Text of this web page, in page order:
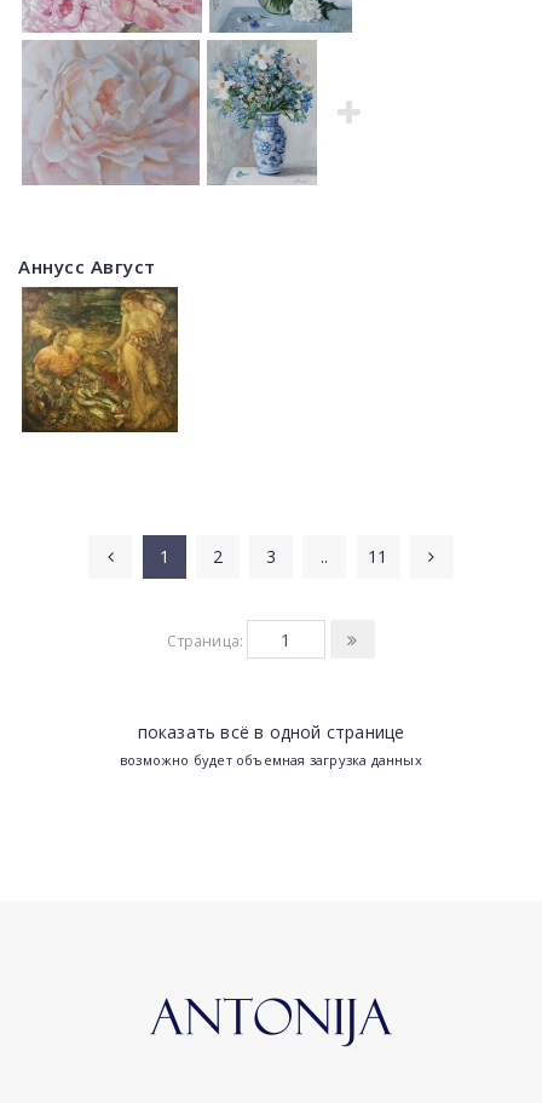
Аннусс Август
1 2 3 .. 11
Страница:
показать всё в одной странице
возможно будет объемная загрузка данных